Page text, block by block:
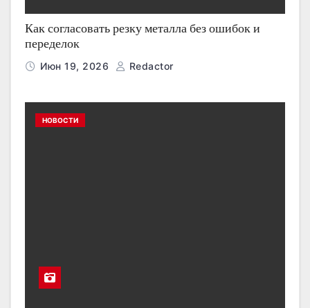
Как согласовать резку металла без ошибок и
переделок
Июн 19, 2026 Redactor
НОВОСТИ